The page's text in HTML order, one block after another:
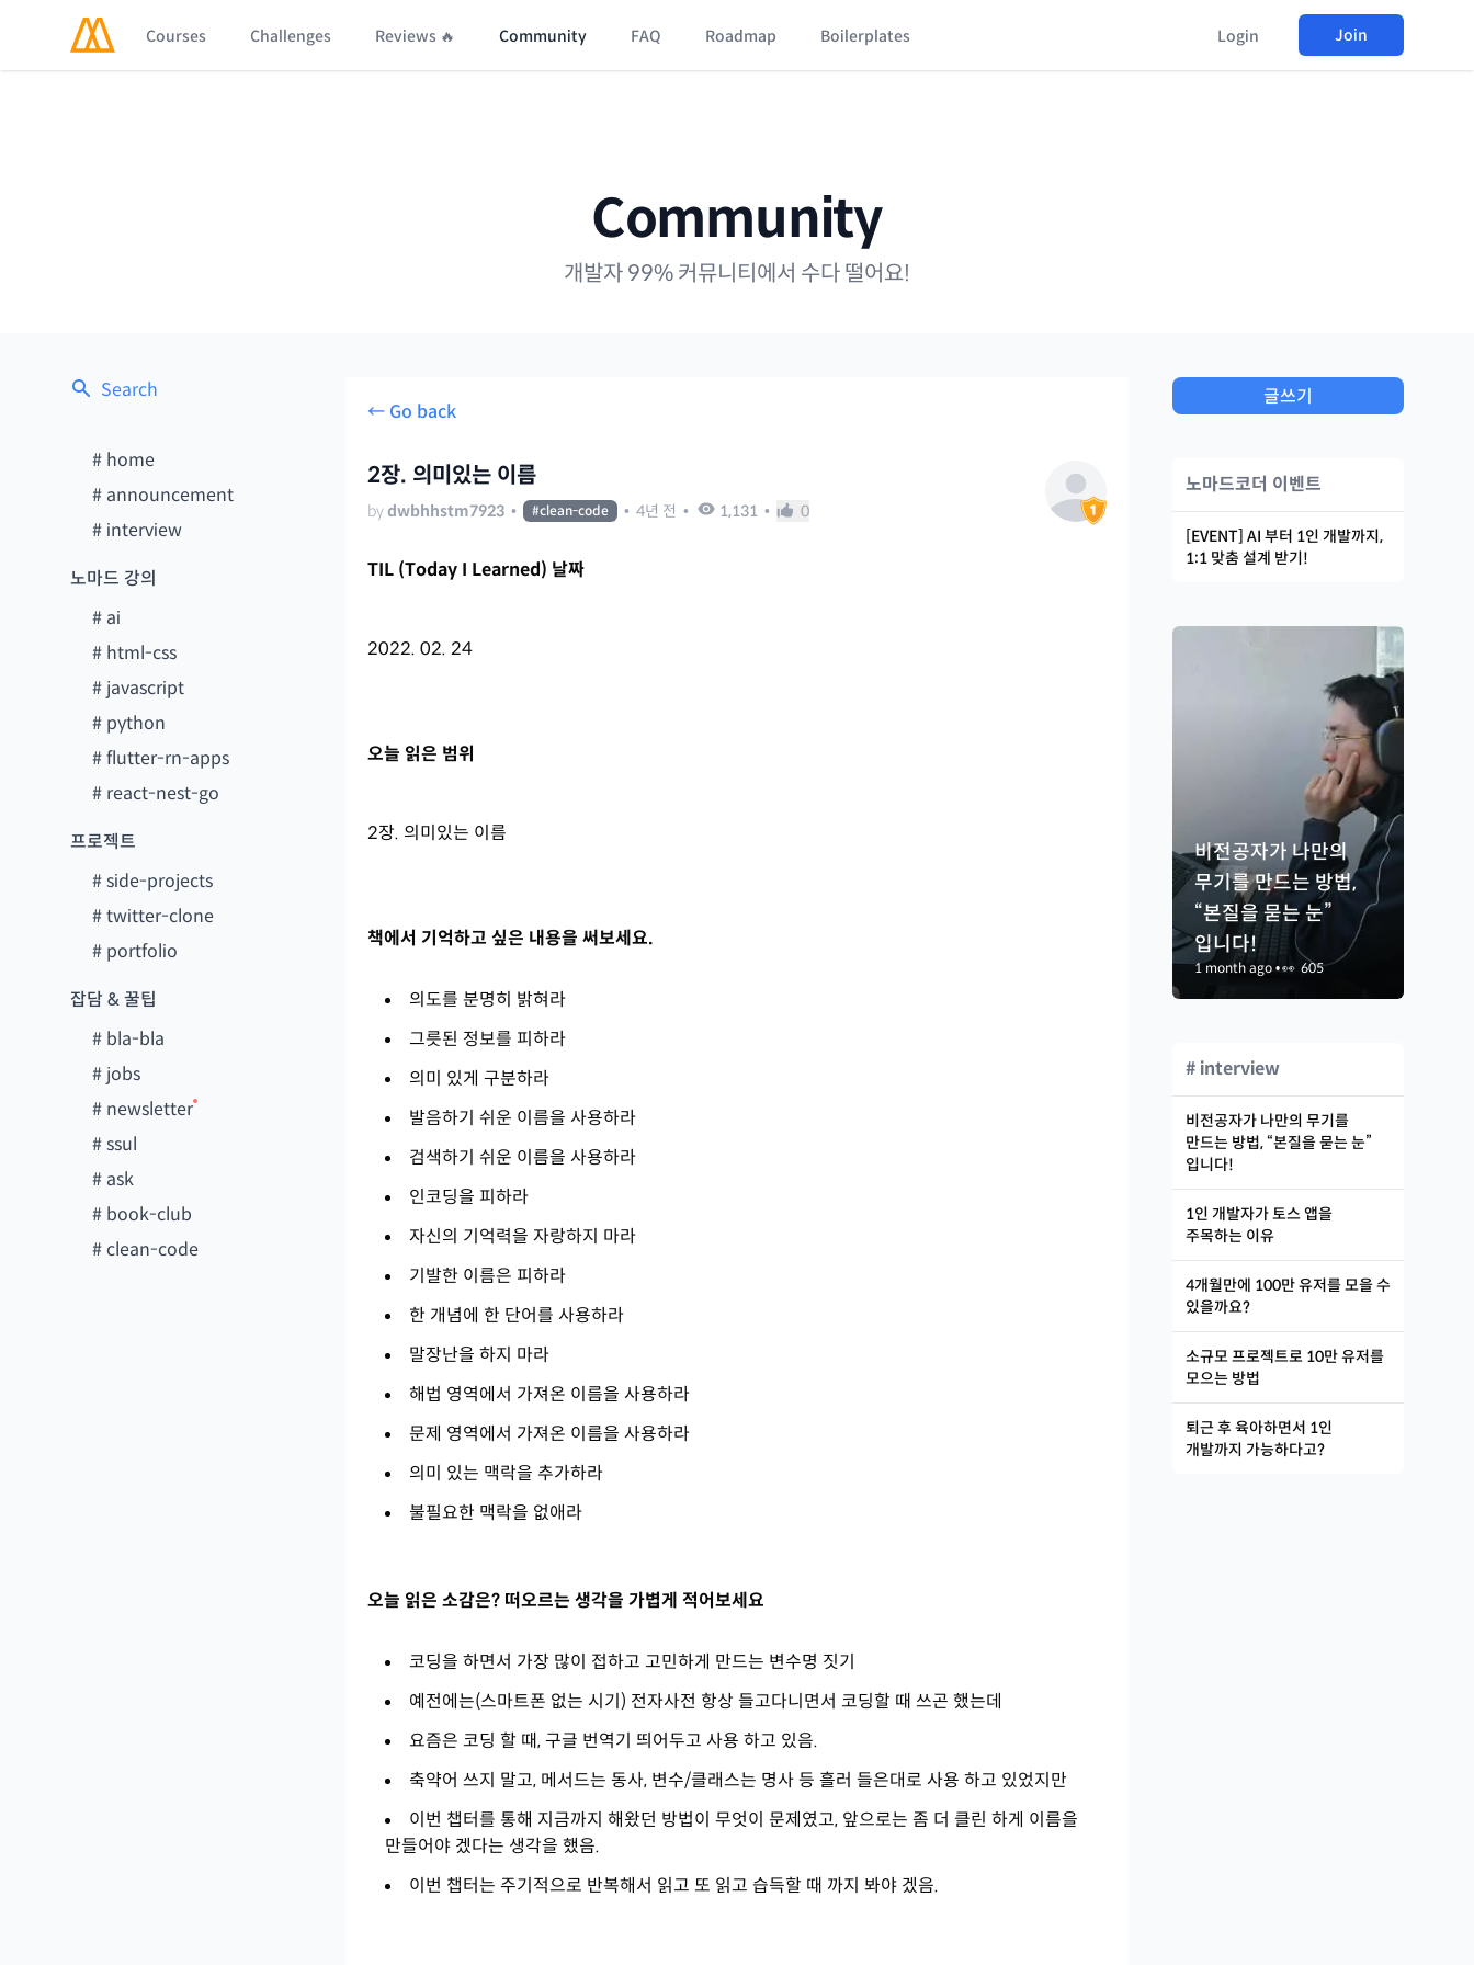
Courses Challenges Reviews 🔥 Community FAQ Roadmap Boilerplates Login Join
Community
개발자 99% 커뮤니티에서 수다 떨어요!
Search
# home
# announcement
# interview
노마드 강의
# ai
# html-css
# javascript
# python
#flutter-rn-apps
# react-nest-go
프로젝트
#side-projects
#twitter-clone
# portfolio
잡담 & 꿀팁
# bla-bla
# jobs
# newsletter
#ssul
# ask
# book-club
#clean-code
← Go back
2장. 의미있는 이름
bydwbhhstm7923 • #clean-code • 4년 전 • 1,131 • 0
TIL (Today I Learned) 날짜
2022. 02. 24
오늘 읽은 범위
2장. 의미있는 이름
책에서 기억하고 싶은 내용을 써보세요.
의도를 분명히 밝혀라
그릇된 정보를 피하라
의미 있게 구분하라
발음하기 쉬운 이름을 사용하라
검색하기 쉬운 이름을 사용하라
인코딩을 피하라
자신의 기억력을 자랑하지 마라
기발한 이름은 피하라
한 개념에 한 단어를 사용하라
말장난을 하지 마라
해법 영역에서 가져온 이름을 사용하라
문제 영역에서 가져온 이름을 사용하라
의미 있는 맥락을 추가하라
불필요한 맥락을 없애라
오늘 읽은 소감은? 떠오르는 생각을 가볍게 적어보세요
코딩을 하면서 가장 많이 접하고 고민하게 만드는 변수명 짓기
예전에는(스마트폰 없는 시기) 전자사전 항상 들고다니면서 코딩할 때 쓰곤 했는데
요즘은 코딩 할 때, 구글 번역기 띄어두고 사용 하고 있음.
축약어 쓰지 말고, 메서드는 동사, 변수/클래스는 명사 등 흘러 들은대로 사용 하고 있었지만
이번 챕터를 통해 지금까지 해왔던 방법이 무엇이 문제였고, 앞으로는 좀 더 클린 하게 이름을
만들어야 겠다는 생각을 했음.
이번 챕터는 주기적으로 반복해서 읽고 또 읽고 습득할 때 까지 봐야 겠음.
글쓰기
노마드코더 이벤트
[EVENT] AI 부터 1인 개발까지,
1:1 맞춤 설계 받기!
비전공자가 나만의
무기를 만드는 방법,
“본질을 묻는 눈”
입니다!
1 month ago•👀 605
# interview
비전공자가 나만의 무기를
만드는 방법, “본질을 묻는 눈”
입니다!
1인 개발자가 토스 앱을
주목하는 이유
4개월만에 100만 유저를 모을 수
있을까요?
소규모 프로젝트로 10만 유저를
모으는 방법
퇴근 후 육아하면서 1인
개발까지 가능하다고?